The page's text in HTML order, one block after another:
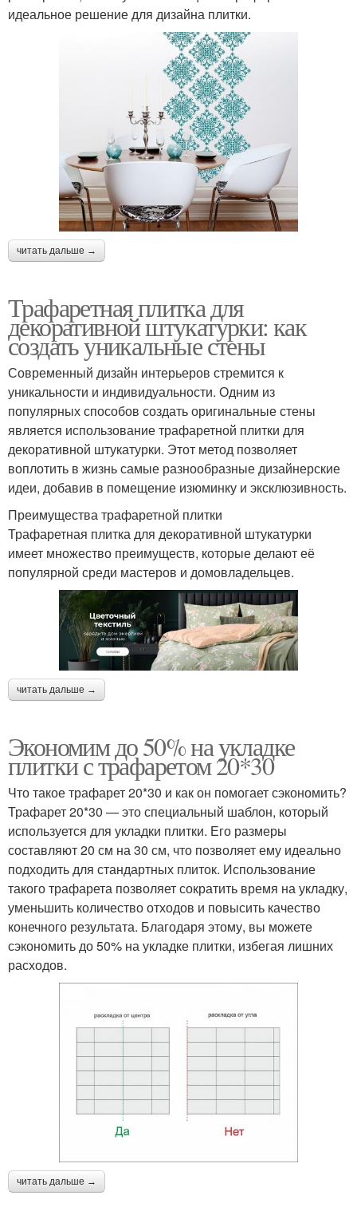
идеальное решение для дизайна плитки.
читать дальше →
Трафаретная плитка для
декоративной штукатурки: как
создать уникальные стены
Современный дизайн интерьеров стремится к
уникальности и индивидуальности. Одним из
популярных способов создать оригинальные стены
является использование трафаретной плитки для
декоративной штукатурки. Этот метод позволяет
воплотить в жизнь самые разнообразные дизайнерские
идеи, добавив в помещение изюминку и эксклюзивность.
Преимущества трафаретной плитки
Трафаретная плитка для декоративной штукатурки
имеет множество преимуществ, которые делают её
популярной среди мастеров и домовладельцев.
читать дальше →
Экономим до 50% на укладке
плитки с трафаретом 20*30
Что такое трафарет 20*30 и как он помогает сэкономить?
Трафарет 20*30 — это специальный шаблон, который
используется для укладки плитки. Его размеры
составляют 20 см на 30 см, что позволяет ему идеально
подходить для стандартных плиток. Использование
такого трафарета позволяет сократить время на укладку,
уменьшить количество отходов и повысить качество
конечного результата. Благодаря этому, вы можете
сэкономить до 50% на укладке плитки, избегая лишних
расходов.
читать дальше →